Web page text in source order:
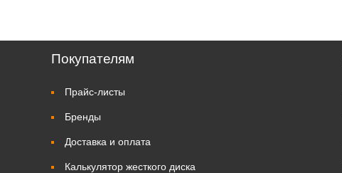
Покупателям
Прайс-листы
Бренды
Доставка и оплата
Калькулятор жесткого диска